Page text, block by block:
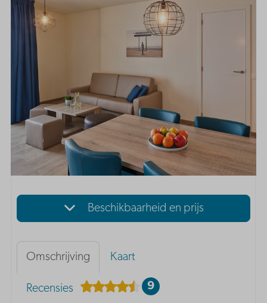
Beschikbaarheid en prijs
Omschrijving Kaart
Recensies 9